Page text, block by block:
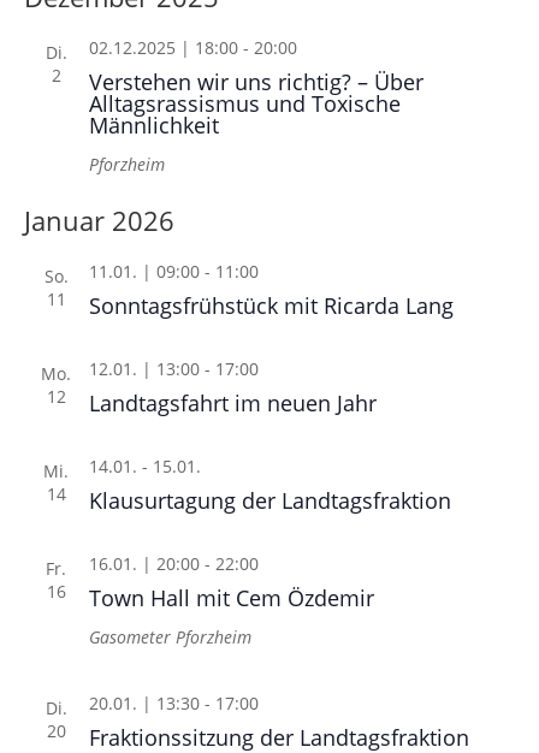
Di.
2
Verstehen wir uns richtig? – Über
Alltagsrassismus und Toxische
Männlichkeit
02.12.2025 | 18:00- 20:00
Pforzheim
Januar 2026
So.
11
Sonntagsfrühstück mit Ricarda Lang
11.01. | 09:00- 11:00
Mo.
12
Landtagsfahrt im neuen Jahr
12.01. | 13:00- 17:00
Mi.
14
Klausurtagung der Landtagsfraktion
14.01. - 15.01.
Fr.
16
Town Hall mit Cem Özdemir
16.01. | 20:00- 22:00
Gasometer Pforzheim
Di.
20
Fraktionssitzung der Landtagsfraktion
20.01. | 13:30- 17:00